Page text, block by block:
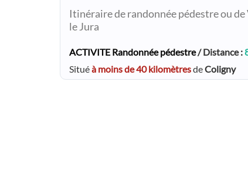
Itinéraire de randonnée pédestre ou
le Jura
ACTIVITE Randonnée pédestre/ Distance :
Situéà moins de 40 kilomètresdeColigny